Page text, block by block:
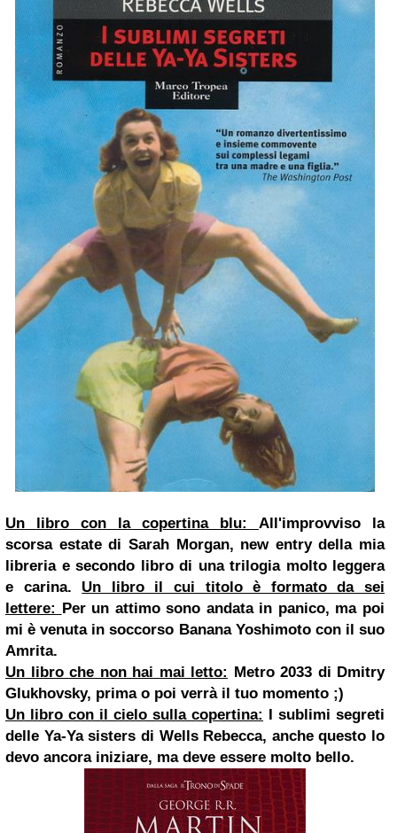
Un libro con la copertina blu: All'improvviso la
scorsa estate di Sarah Morgan, new entry della mia
libreria e secondo libro di una trilogia molto leggera
e carina. Un libro il cui titolo è formato da sei
lettere:
Per un attimo sono andata in panico, ma poi
mi è venuta in soccorso Banana Yoshimoto con il suo
Amrita.
Un libro che non hai mai letto:
Metro 2033 di Dmitry
Glukhovsky, prima o poi verrà il tuo momento ;)
Un libro con il cielo sulla copertina:
I sublimi segreti
delle Ya-Ya sisters di Wells Rebecca, anche questo lo
devo ancora iniziare, ma deve essere molto bello.